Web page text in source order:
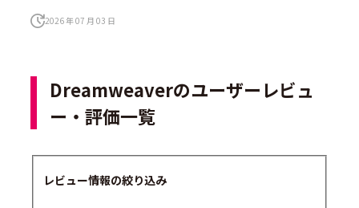
2026 年 07 月 03 日
Dreamweaverのユーザーレビュ
ー・評価一覧
レビュー情報の絞り込み